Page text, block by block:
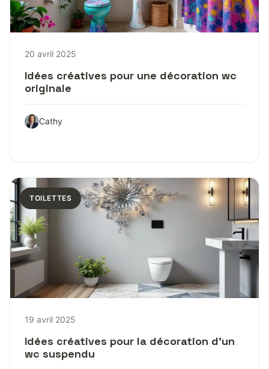
20 avril 2025
Idées créatives pour une décoration wc
originale
Cathy
TOILETTES
19 avril 2025
Idées créatives pour la décoration d’un
wc suspendu